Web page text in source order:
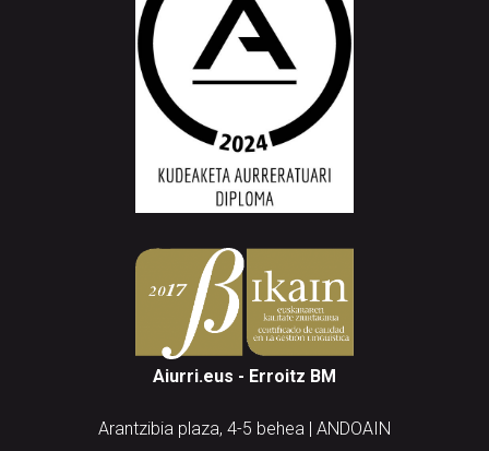
Aiurri.eus - Erroitz BM
Arantzibia plaza, 4-5 behea | ANDOAIN